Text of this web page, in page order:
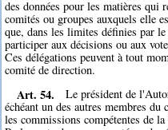
des données pour les matières qui
comités ou groupes auxquels elle
que, dans les limites définies par
participer aux décisions ou aux
Ces délégations peuvent à tout
comité de direction.
Art. 54.
Le président de
échéant un des autres membres
les commissions compétentes de